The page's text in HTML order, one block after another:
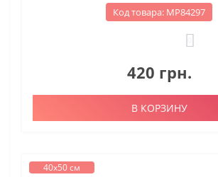
Код товара: МР84297
420 грн.
В КОРЗИНУ
40х50 см